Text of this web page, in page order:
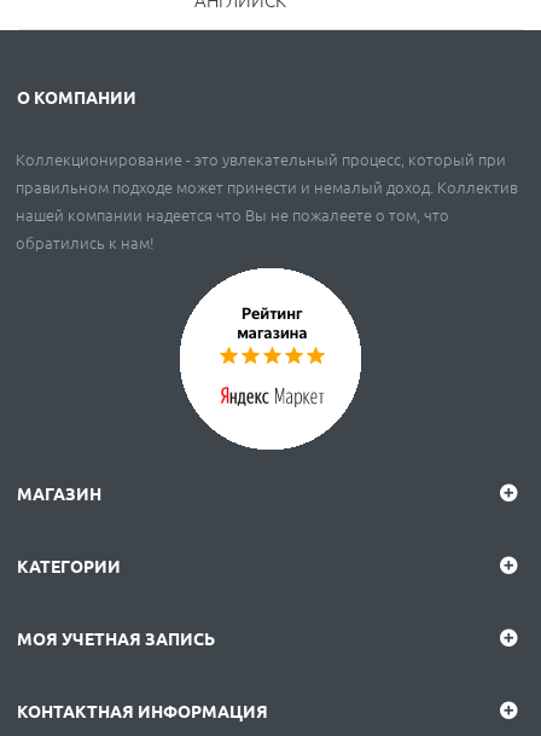
О КОМПАНИИ
Коллекционирование - это увлекательный процесс, который при
правильном подходе может принести и немалый доход. Коллектив
нашей компании надеется что Вы не пожалеете о том, что
обратились к нам!
МАГАЗИН
КАТЕГОРИИ
МОЯ УЧЕТНАЯ ЗАПИСЬ
КОНТАКТНАЯ ИНФОРМАЦИЯ